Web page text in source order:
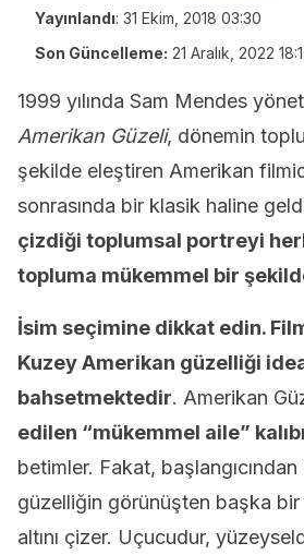
Yayınlandı: 31 Ekim, 2018 03:30
Son Güncelleme: 21 Aralık, 2022
1999 yılında Sam Mendes
Amerikan Güzeli, dönemin
şekilde eleştiren Amerikan
sonrasında bir klasik haline
çizdiği toplumsal portreyi
topluma mükemmel bir
İsim seçimine dikkat edin.
Kuzey Amerikan güzelliği
bahsetmektedir. Amerikan
edilen “mükemmel aile”
betimler. Fakat,
güzelliğin görünüşten başka bir
altını çizer. Uçucudur,